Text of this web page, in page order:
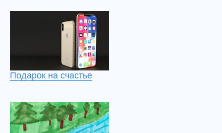
Подарок на счастье